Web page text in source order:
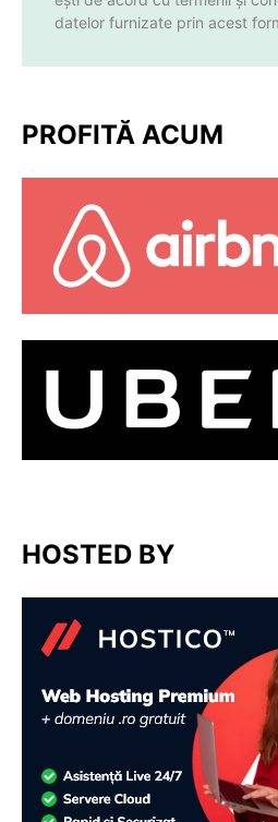
datelor furnizate prin acest
PROFITĂ ACUM
HOSTED BY